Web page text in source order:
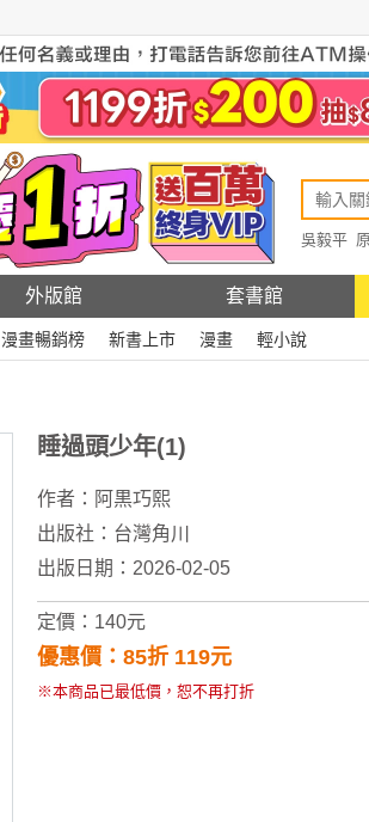
吳毅平
外版館 套書館
漫畫暢銷榜 新書上市 漫畫 輕小說
睡過頭少年(1)
作者： 阿黒巧熙
出版社： 台灣角川
出版日期：2026-02-05
定價：140元
優惠價：85折 119元
※本商品已最低價，恕不再打折